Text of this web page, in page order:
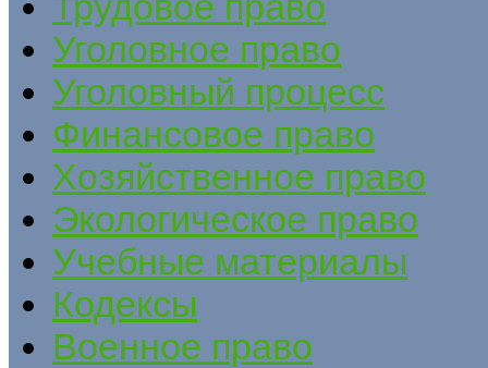
Уголовное право
Уголовный процесс
Финансовое право
Хозяйственное право
Экологическое право
Учебные материалы
Кодексы
Военное право